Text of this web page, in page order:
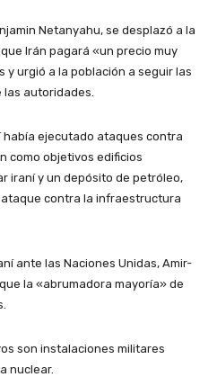
Netanyahu, se desplazó a la
Irán pagará «un precio muy
y urgió a la población a seguir las
autoridades.
ejecutado ataques contra
como objetivos edificios
iraní y un depósito de petróleo,
contra la infraestructura
ante las Naciones Unidas, Amir-
la «abrumadora mayoría» de
son instalaciones militares
nuclear.